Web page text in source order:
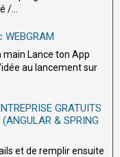
/...
Lance ton App
au lancement sur
GRATUITS
& SPRING
et de remplir ensuite